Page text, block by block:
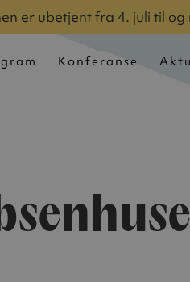
er ubetjent fra 4. juli til
Konferanse